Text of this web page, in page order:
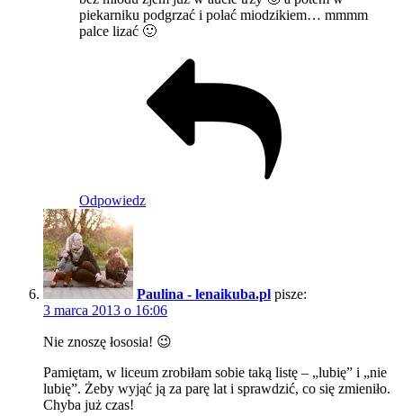
piekarniku podgrzać i polać miodzikiem… mmmm
palce lizać 🙂
Odpowiedz
Paulina - lenaikuba.pl pisze:
3 marca 2013 o 16:06
Nie znoszę łososia! 😉
Pamiętam, w liceum zrobiłam sobie taką listę – „lubię” i „nie
lubię”. Żeby wyjąć ją za parę lat i sprawdzić, co się zmieniło.
Chyba już czas!